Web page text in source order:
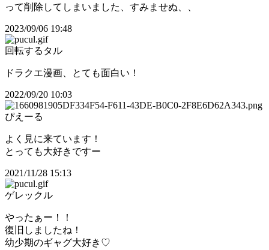
って削除してしまいました、すみませぬ、、
2023/09/06 19:48
回転するタル
ドラクエ漫画、とても面白い！
2022/09/20 10:03
ぴえーる
よく見に来ています！
とっても大好きですー
2021/11/28 15:13
ゲレックル
やったぁー！！
復旧しましたね！
幼少期のギャグ大好き♡